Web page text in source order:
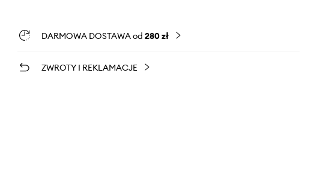
DARMOWA DOSTAWA od 280 zł
ZWROTY I REKLAMACJE